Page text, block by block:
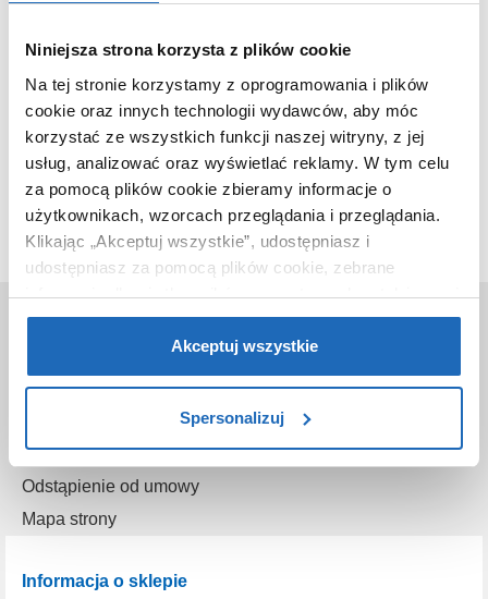
Niniejsza strona korzysta z plików cookie
Na tej stronie korzystamy z oprogramowania i plików
cookie oraz innych technologii wydawców, aby móc
korzystać ze wszystkich funkcji naszej witryny, z jej
usług, analizować oraz wyświetlać reklamy. W tym celu
za pomocą plików cookie zbieramy informacje o
użytkownikach, wzorcach przeglądania i przeglądania.
Klikając „Akceptuj wszystkie”, udostępniasz i
udostępniasz za pomocą plików cookie, zebrane
informacje dla użytkowników zewnętrznych, a także nasi
partnerzy reklamowi.Jeśli chcesz, włącz „Tylko
wymagane pliki cookie”.Pamiętaj jednak, że
zablokowane niektóre pliki cookie mogą mieć wpływ na
Aby uzyskać więcej informacji na temat plików plików
cookie, kliknij „Ustawienia plików cookie”.
uzyskać więcej informacji na temat plików cookie i tego,
plikach cookie”.
Akceptuj wszystkie
Spersonalizuj
Ten produkt nie jest już dostępny w naszej ofercie.
O nas
O sklepie
Reklamacje
Odstąpienie od umowy
Mapa strony
Informacja o sklepie